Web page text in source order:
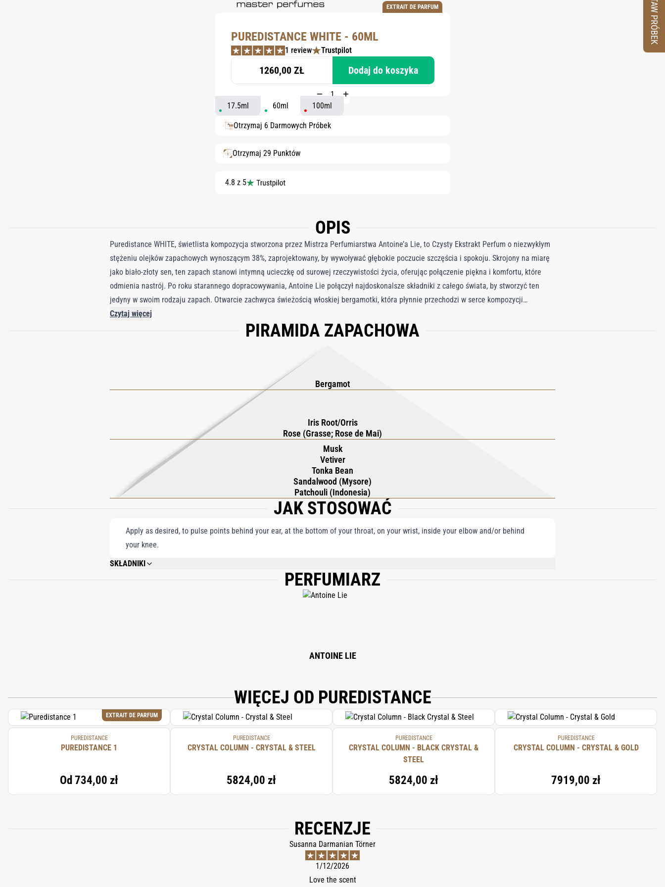
EXTRAIT DE PARFUM
PUREDISTANCE WHITE - 60ML
1 review Trustpilot
1260,00 ZŁ Dodaj do koszyka
17.5ml 60ml 100ml
Otrzymaj 6 Darmowych Próbek
Otrzymaj 29 Punktów
4.8 z 5
OPIS
Puredistance WHITE, świetlista kompozycja stworzona przez Mistrza Perfumiarstwa Antoine’a Lie, to Czysty Ekstrakt Perfum o niezwykłym
stężeniu olejków zapachowych wynoszącym 38%, zaprojektowany, by wywoływać głębokie poczucie szczęścia i spokoju. Skrojony na miarę
jako biało-złoty sen, ten zapach stanowi intymną ucieczkę od surowej rzeczywistości życia, oferując połączenie piękna i komfortu, które
odmienia nastrój. Po roku starannego dopracowywania, Antoine Lie połączył najdoskonalsze składniki z całego świata, by stworzyć ten
jedyny w swoim rodzaju zapach. Otwarcie zachwyca świeżością włoskiej bergamotki, która płynnie przechodzi w serce kompozycji
zbudowane z szlachetnej Róży Majowej z Francji i pudrowego luksusu włoskiego irysa. Kremową głębię zapewnia sandałowiec z Mysore, a
słodycz wnosi tonka z Wenezueli. Kompozycję uziemiają haitański wetiwer i paczula z Indonezji, równoważone subtelnym wdziękiem
noszącego naturalną radością i wyrafinowaną elegancją — to idealna kompozycja dla osób poszukujących luksusowego, a jednocześnie
Czytaj więcej
PIRAMIDA ZAPACHOWA
Bergamot
Iris Root/Orris
Rose (Grasse; Rose de Mai)
Musk
Vetiver
Tonka Bean
Sandalwood (Mysore)
Patchouli (Indonesia)
JAK STOSOWAĆ
Apply as desired, to pulse points behind your ear, at the bottom of your throat, on your wrist, inside your elbow and/or behind
your knee.
SKŁADNIKI
BENZYL ALCOHOL, AMYL CINNAMAL, CINNAMYL ALCOHOL, CITRAL, EUGENOL, HYDROXYCITRONELLAL, ISOEUGENOL, AMYLCINNAMYL ALCOHOL, BENZYL
SALICYLATE, CINNAMAL, COUMARIN, GERANIOL, HYDROXYISOHEXYL 3-CYCLOHEXENE CARBOXALDEHYDE, ANISE ALCOHOL, BENZYL CINNAMATE, FARNESOL,
BUTYLPHENYL METHYLPROPIONAL, LINALOOL, BENZYL BENZOATE, CITRONELLOL, HEXYL CINNAMAL, LIMONENE, METHYL 2-OCTYNOATE, ALPHA-ISOMETHYL
PERFUMIARZ
ANTOINE LIE
WIĘCEJ OD PUREDISTANCE
EXTRAIT DE PARFUM
PUREDISTANCE
PUREDISTANCE 1
Od 734,00 zł
PUREDISTANCE
CRYSTAL COLUMN - CRYSTAL & STEEL
5824,00 zł
PUREDISTANCE
CRYSTAL COLUMN - BLACK CRYSTAL &
STEEL
5824,00 zł
PUREDISTANCE
CRYSTAL COLUMN - CRYSTAL & GOLD
7919,00 zł
RECENZJE
Susanna Darmanian Törner
1/12/2026
Love the scent
ZESTAW PRÓBEK